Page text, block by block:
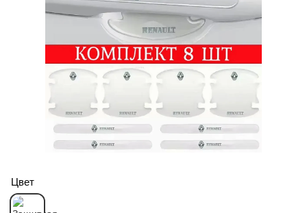
Цвет